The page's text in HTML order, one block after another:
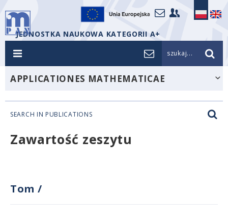
JEDNOSTKA NAUKOWA KATEGORII A+
szukaj...
APPLICATIONES MATHEMATICAE
SEARCH IN PUBLICATIONS
Zawartość zeszytu
Tom /